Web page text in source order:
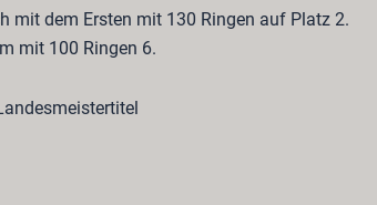
mit dem Ersten mit 130 Ringen auf Platz 2.
mit 100 Ringen 6.